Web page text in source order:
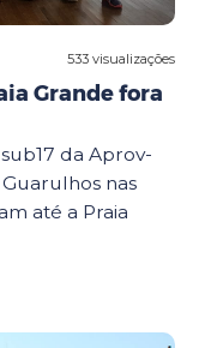
533 visualizações
Grande fora
da Aprov-
nas
até a Praia